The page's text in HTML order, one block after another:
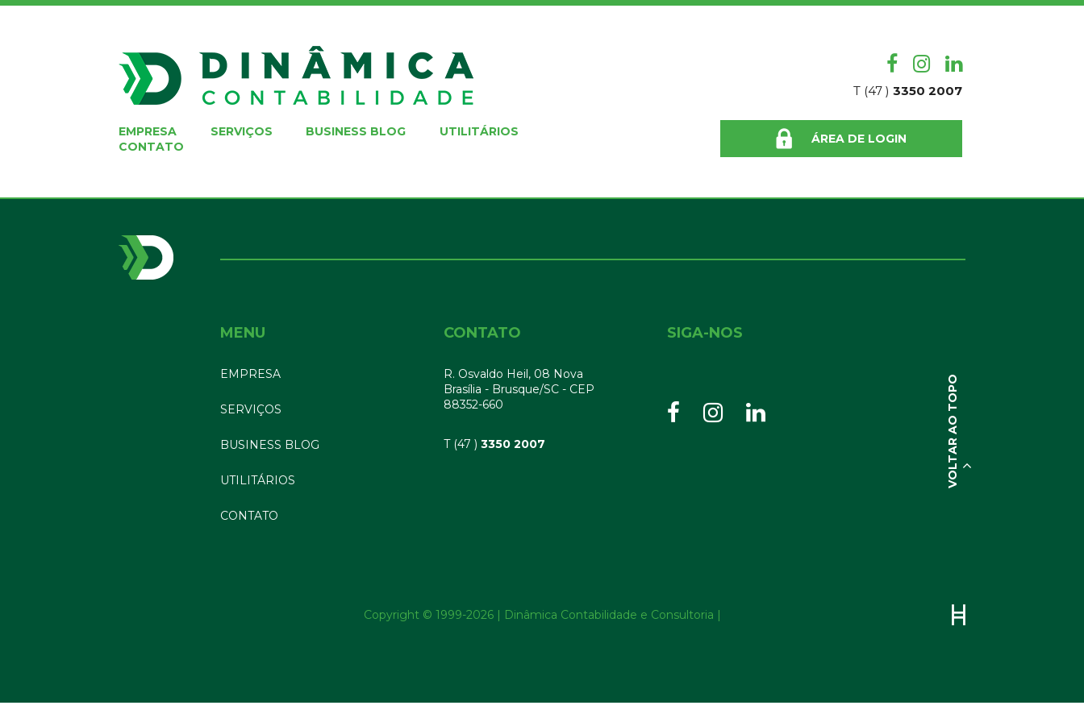
T (47 ) 3350 2007
EMPRESA SERVIÇOS BUSINESS BLOG
UTILITÁRIOS
CONTATO
ÁREA DE LOGIN
MENU
EMPRESA
SERVIÇOS
BUSINESS BLOG
UTILITÁRIOS
CONTATO
CONTATO
R. Osvaldo Heil, 08 Nova
Brasília - Brusque/SC - CEP
88352-660
T (47 )3350 2007
SIGA-NOS
VOLTAR AO TOPO
Copyright © 1999-2026 | Dinâmica Contabilidade e Consultoria |